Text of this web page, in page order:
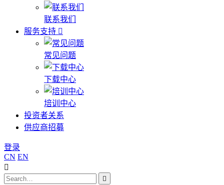
联系我们
服务支持
常见问题
下载中心
培训中心
投资者关系
供应商招募
登录
CN EN